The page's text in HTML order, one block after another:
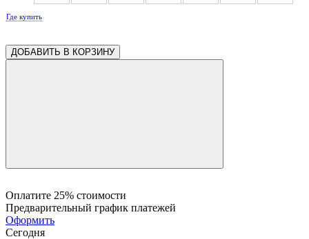
0.14 0.14
Где купить
ДОБАВИТЬ В КОРЗИНУ
Оплатите 25% стоимости
Предварительный график платежей
Оформить
Сегодня